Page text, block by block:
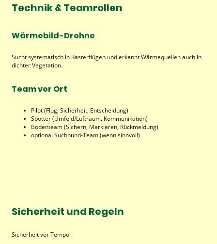
Technik & Teamrollen
Wärmebild-Drohne
Sucht systematisch in Rasterflügen und erkennt Wärmequellen auch in
dichter Vegetation.
Team vor Ort
Pilot (Flug, Sicherheit, Entscheidung)
Spotter (Umfeld/Luftraum, Kommunikation)
Bodenteam (Sichern, Markieren, Rückmeldung)
optional Suchhund-Team (wenn sinnvoll)
Sicherheit und Regeln
Sicherheit vor Tempo.